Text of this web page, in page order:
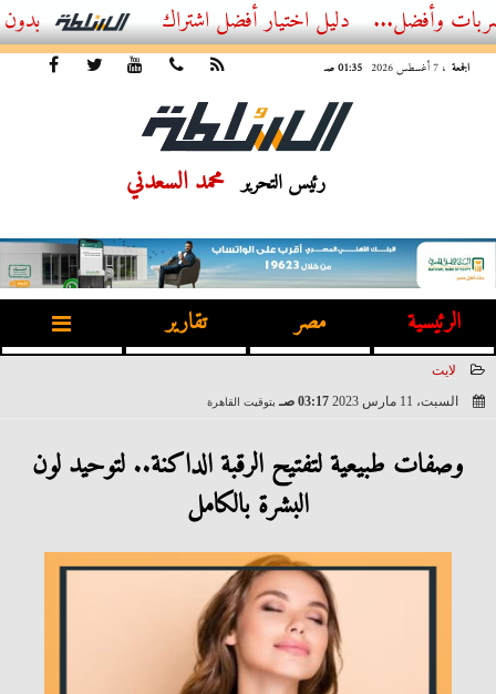
أفضل اشتراك IPTV بدون تقطيع 2026 – دليل المشاهد العصري
الجمعة ، 7 أغسطس 2026 01:35 صـ
رئيس التحرير محمد السعدني
الرئيسية مصر تقارير
لايت
السبت، 11 مارس 2023
03:17 صـ بتوقيت القاهرة
وصفات طبيعية لتفتيح الرقبة الداكنة.. لتوحيد لون
البشرة بالكامل